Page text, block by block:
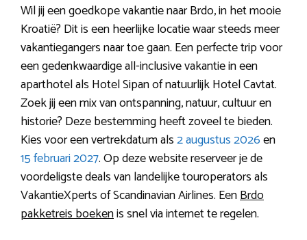
Wil jij een goedkope vakantie naar Brdo, in het mooie
Kroatië? Dit is een heerlijke locatie waar steeds meer
vakantiegangers naar toe gaan. Een perfecte trip voor
een gedenkwaardige all-inclusive vakantie in een
aparthotel als Hotel Sipan of natuurlijk Hotel Cavtat.
Zoek jij een mix van ontspanning, natuur, cultuur en
historie? Deze bestemming heeft zoveel te bieden.
Kies voor een vertrekdatum als2 augustus 2026en
15 februari 2027. Op deze website reserveer je de
voordeligste deals van landelijke touroperators als
VakantieXperts of Scandinavian Airlines. EenBrdo
pakketreis boekenis snel via internet te regelen.